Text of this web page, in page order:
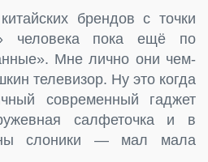
брендов с точки
человека пока ещё по
Мне лично они чем-
телевизор. Ну это когда
современный гаджет
салфеточка и в
слоники — мал мала